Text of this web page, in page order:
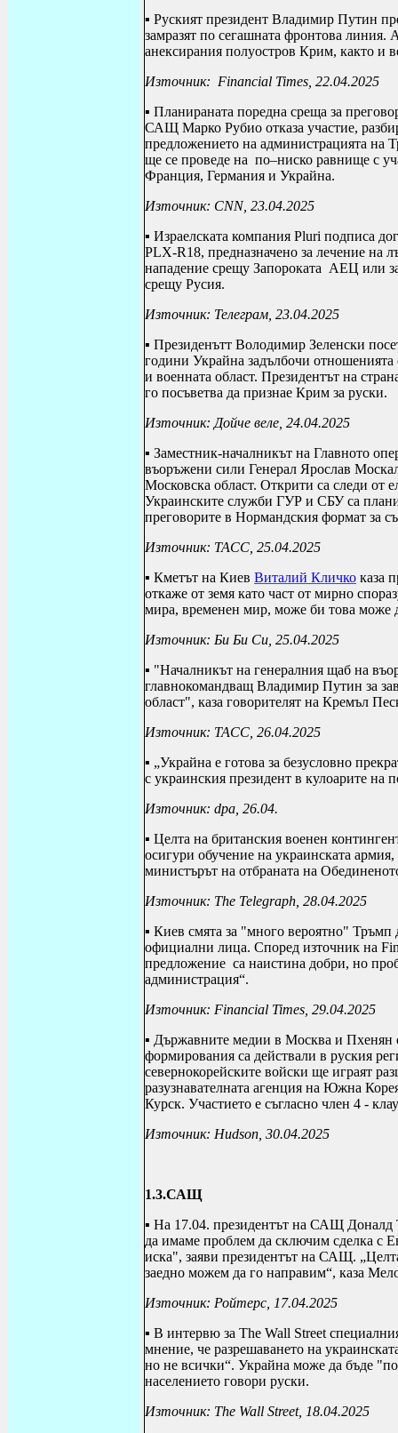
▪ Руският президент Владимир Путин
замразят по сегашната фронтова
анексирания полуостров Крим, както и
Източник: Financial Times , 22.04.2025
▪ Планираната поредна среща за
САЩ Марко Рубио отказа участие,
предложението на администрацията на
ще се проведе на по–ниско равнище с
Франция, Германия и Украйна.
Източник: CNN, 23.04.2025
▪ Израелската компания Pluri подписа
PLX-R18, предназначено за лечение на
нападение срещу Запороката АЕЦ или за
срещу Русия.
Източник: Телеграм, 23.04.2025
▪ Президенътт Володимир Зеленски
години Украйна задълбочи
и военната област. Президентът на
го посъветва да признае Крим за руски.
Източник: Дойче веле, 24.04.2025
▪ Заместник-началникът на Главното
въоръжени сили Генерал Ярослав
Московска област. Открити са следи от
Украинските служби ГУР и СБУ са
преговорите в Нормандския формат за
Източник: ТАСС, 25.04.2025
▪ Кметът на Киев Виталий Кличко каза
откаже от земя като част от мирно
мира, временен мир, може би това може
Източник: Би Би Си, 25.04.2025
▪ "Началникът на генералния щаб на
главнокомандващ Владимир Путин за
област", каза говорителят на Кремъл
Източник: ТАСС, 26.04.2025
▪ „Украйна е готова за безусловно
с украинския президент в кулоарите на
Източник: dpa , 26.04.
▪ Целта на британския военен
осигури обучение на украинската
министърът на отбраната на
Източник: The Telegraph , 28.04.2025
▪ Киев смята за "много вероятно" Тръмп
официални лица. Според източник на
предложение са наистина добри, но
администрация“.
Източник: Financial Times , 29.04.2025
▪ Държавните медии в Москва и Пхенян
формирования са действали в руския
севернокорейските войски ще играят
разузнавателната агенция на Южна
Курск. Участието е съгласно член 4 -
Източник: Hudson , 30.04.2025
1.3.САЩ
▪ На 17.04. президентът на САЩ
да имаме проблем да сключим сделка с
иска", заяви президентът на САЩ.
заедно можем да го направим“, каза
Източник: Ройтерс, 17.04.2025
▪ В интервю за The Wall Street
мнение, че разрешаването на
но не всички“. Украйна може да бъде
населението говори руски.
Източник: The Wall Street, 18.04.2025